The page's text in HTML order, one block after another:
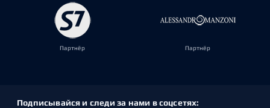
Партнёр Партнёр
Подписывайся и следи за нами в соцсетях: